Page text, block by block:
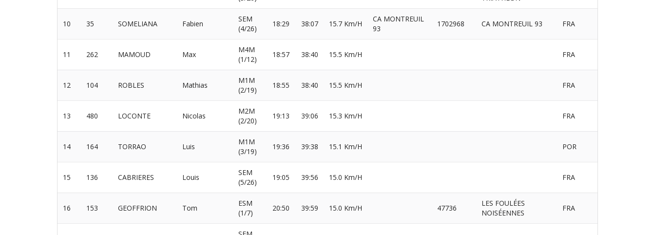
10 35 SOMELIANA Fabien
SEM
(4/26)
18:29 38:07 15.7 Km/H
CA MONTREUIL
93
1702968 CA MONTREUIL 93 FRA
11 262 MAMOUD Max
M4M
(1/12)
18:57 38:40 15.5 Km/H FRA
12 104 ROBLES Mathias
M1M
(2/19)
18:55 38:40 15.5 Km/H FRA
13 480 LOCONTE Nicolas
M2M
(2/20)
19:13 39:06 15.3 Km/H FRA
14 164 TORRAO Luis
M1M
(3/19)
19:36 39:38 15.1 Km/H POR
15 136 CABRIERES Louis
SEM
(5/26)
19:05 39:56 15.0 Km/H FRA
16 153 GEOFFRION Tom
ESM
(1/7)
20:50 39:59 15.0 Km/H 47736
LES FOULÉES
NOISÉENNES
FRA